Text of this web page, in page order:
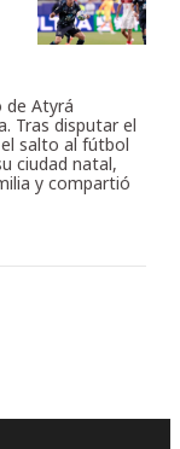
de Atyrá
Tras disputar el
salto al fútbol
ciudad natal,
y compartió